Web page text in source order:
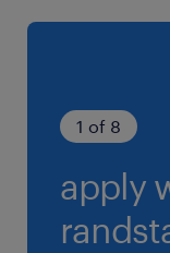
2勤2休シフト
（1）20:00-
（2）8:00-
1 of 8
apply